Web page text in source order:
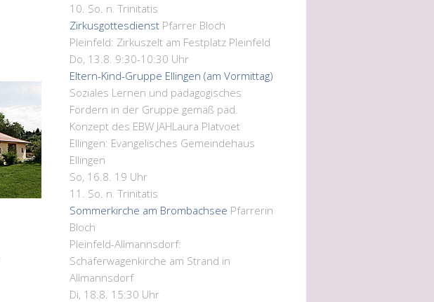
10. So. n. Trinitatis
Zirkusgottesdienst Pfarrer Bloch
Pleinfeld: Zirkuszelt am Festplatz Pleinfeld
Do, 13.8. 9:30-10:30 Uhr
Eltern-Kind-Gruppe Ellingen (am Vormittag)
Soziales Lernen und pädagogisches
Fördern in der Gruppe gemäß päd.
Konzept des EBW JAHLaura Platvoet
Ellingen: Evangelisches Gemeindehaus
Ellingen
So, 16.8. 19 Uhr
11. So. n. Trinitatis
Sommerkirche am Brombachsee Pfarrerin
Bloch
Pleinfeld-Allmannsdorf:
Schäferwagenkirche am Strand in
Allmannsdorf
Di, 18.8. 15:30 Uhr